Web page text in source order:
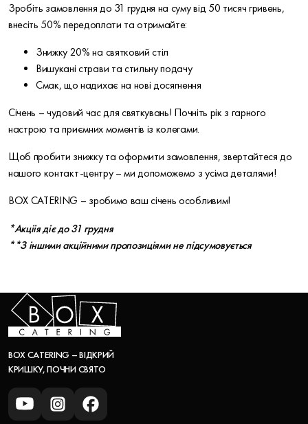
Зробіть замовлення до 31 грудня на суму від 50 тисяч гривень,
внесіть 50% передоплати та отримайте:
Знижку 20% на святковий стіл
Вишукані страви та стильну подачу
Смак, що надихає на нові досягнення
Січень – чудовий час для святкувань! Почніть рік з гарного
настрою та приємних моментів із колегами.
Щоб пробити знижку та оформити замовлення, звертайтеся до
нашого контакт-центру – ми допоможемо з усіма деталями!
BOX CATERING – зробимо ваш січень особливим!
*Акціія діє до 31 грудня
**З іншими акційними пропозиціями не підсумовується
BOX CATERING – ВІДКРИЙ
КРИШКУ, ПОЧНИ СВЯТО